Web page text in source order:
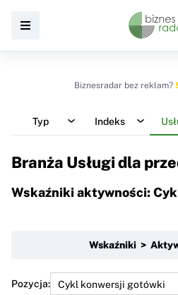
Biznesradar bez reklam?
Typ Indeks
Branża Usługi dla
Wskaźniki aktywności:
Wskaźniki >
Pozycja: